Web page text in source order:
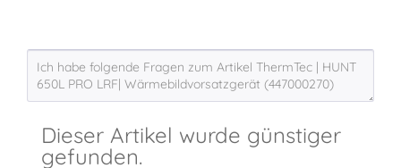
Dieser Artikel wurde günstiger
gefunden.